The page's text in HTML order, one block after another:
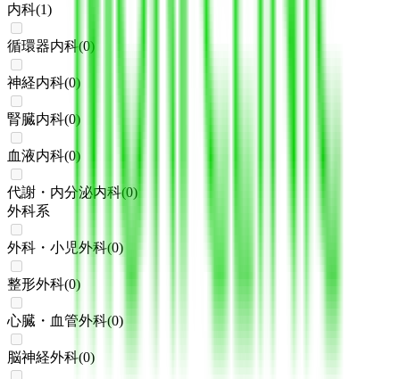
内科(1)
循環器内科(0)
神経内科(0)
腎臓内科(0)
血液内科(0)
代謝・内分泌内科(0)
外科系
外科・小児外科(0)
整形外科(0)
心臓・血管外科(0)
脳神経外科(0)